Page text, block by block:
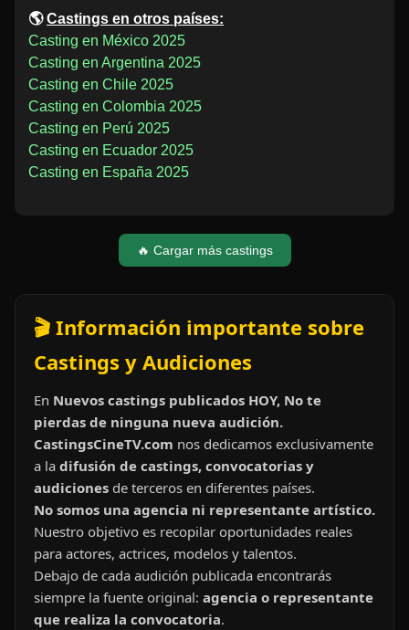
🌎Castings en otros países:
Casting en México 2025
Casting en Argentina 2025
Casting en Chile 2025
Casting en Colombia 2025
Casting en Perú 2025
Casting en Ecuador 2025
Casting en España 2025
🔥 Cargar más castings
🎬 Información importante sobre
Castings y Audiciones
En Nuevos castings publicados HOY, No te
pierdas de ninguna nueva audición.
CastingsCineTV.com nos dedicamos exclusivamente
a la difusión de castings, convocatorias y
audiciones de terceros en diferentes países.
No somos una agencia ni representante artístico.
Nuestro objetivo es recopilar oportunidades reales
para actores, actrices, modelos y talentos.
Debajo de cada audición publicada encontrarás
siempre la fuente original: agencia o representante
que realiza la convocatoria.